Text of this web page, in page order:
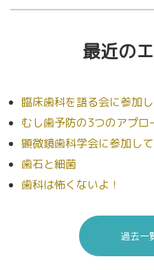
最近の
臨床歯科を語る会に参加
むし歯予防の3つのアプロ
顕微鏡歯科学会に参加し
歯石と細菌
歯科は怖くないよ！
過去一